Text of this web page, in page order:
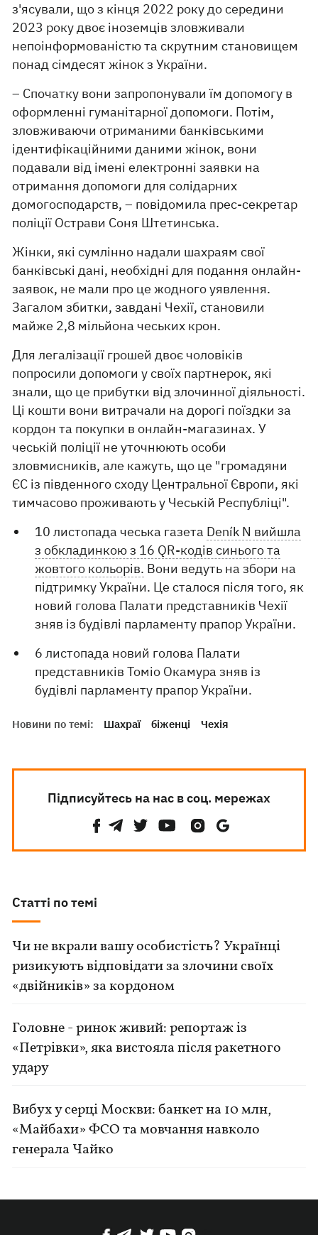
з'ясували, що з кінця 2022 року до середини
2023 року двоє іноземців зловживали
непоінформованістю та скрутним становищем
понад сімдесят жінок з України.
– Спочатку вони запропонували їм допомогу в
оформленні гуманітарної допомоги. Потім,
зловживаючи отриманими банківськими
ідентифікаційними даними жінок, вони
подавали від імені електронні заявки на
отримання допомоги для солідарних
домогосподарств, – повідомила прес-секретар
поліції Острави Соня Штетинська.
Жінки, які сумлінно надали шахраям свої
банківські дані, необхідні для подання онлайн-
заявок, не мали про це жодного уявлення.
Загалом збитки, завдані Чехії, становили
майже 2,8 мільйона чеських крон.
Для легалізації грошей двоє чоловіків
попросили допомоги у своїх партнерок, які
знали, що це прибутки від злочинної діяльності.
Ці кошти вони витрачали на дорогі поїздки за
кордон та покупки в онлайн-магазинах. У
чеській поліції не уточнюють особи
зловмисників, але кажуть, що це "громадяни
ЄС із південного сходу Центральної Європи, які
тимчасово проживають у Чеській Республіці".
10 листопада чеська газета Deník N вийшла
з обкладинкою з 16 QR-кодів синього та
жовтого кольорів. Вони ведуть на збори на
підтримку України. Це сталося після того, як
новий голова Палати представників Чехії
зняв із будівлі парламенту прапор України.
6 листопада новий голова Палати
представників Томіо Окамура зняв із
будівлі парламенту прапор України.
Новини по темі: Шахраї біженці Чехія
Підписуйтесь на нас в соц. мережах
Статті по темі
Чи не вкрали вашу особистість? Українці
ризикують відповідати за злочини своїх
«двійників» за кордоном
Головне - ринок живий: репортаж із
«Петрівки», яка вистояла після ракетного
удару
Вибух у серці Москви: банкет на 10 млн,
«Майбахи» ФСО та мовчання навколо
генерала Чайко